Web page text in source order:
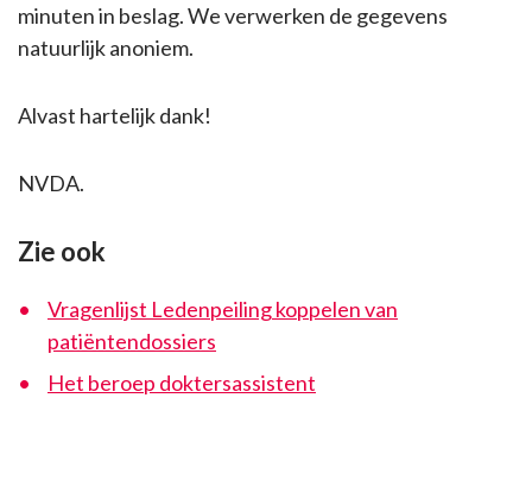
minuten in beslag. We verwerken de gegevens
natuurlijk anoniem.
Alvast hartelijk dank!
NVDA.
Zie ook
Vragenlijst Ledenpeiling koppelen van
patiëntendossiers
Het beroep doktersassistent